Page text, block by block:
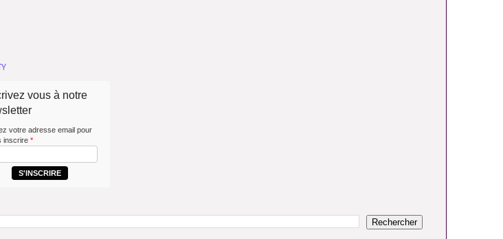
vous à notre
votre adresse email pour
inscrire *
S'INSCRIRE